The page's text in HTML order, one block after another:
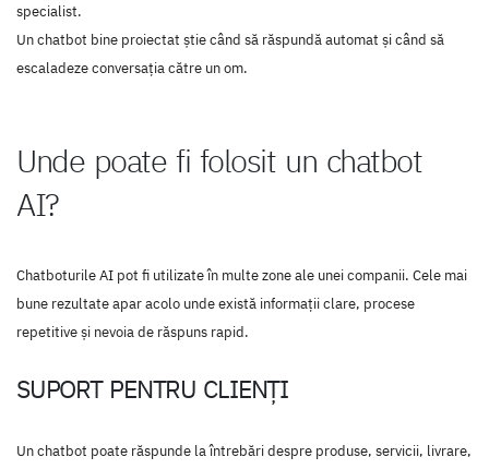
specialist.
Un chatbot bine proiectat știe când să răspundă automat și când să
escaladeze conversația către un om.
Unde poate fi folosit un chatbot
AI?
Chatboturile AI pot fi utilizate în multe zone ale unei companii. Cele mai
bune rezultate apar acolo unde există informații clare, procese
repetitive și nevoia de răspuns rapid.
SUPORT PENTRU CLIENȚI
Un chatbot poate răspunde la întrebări despre produse, servicii, livrare,